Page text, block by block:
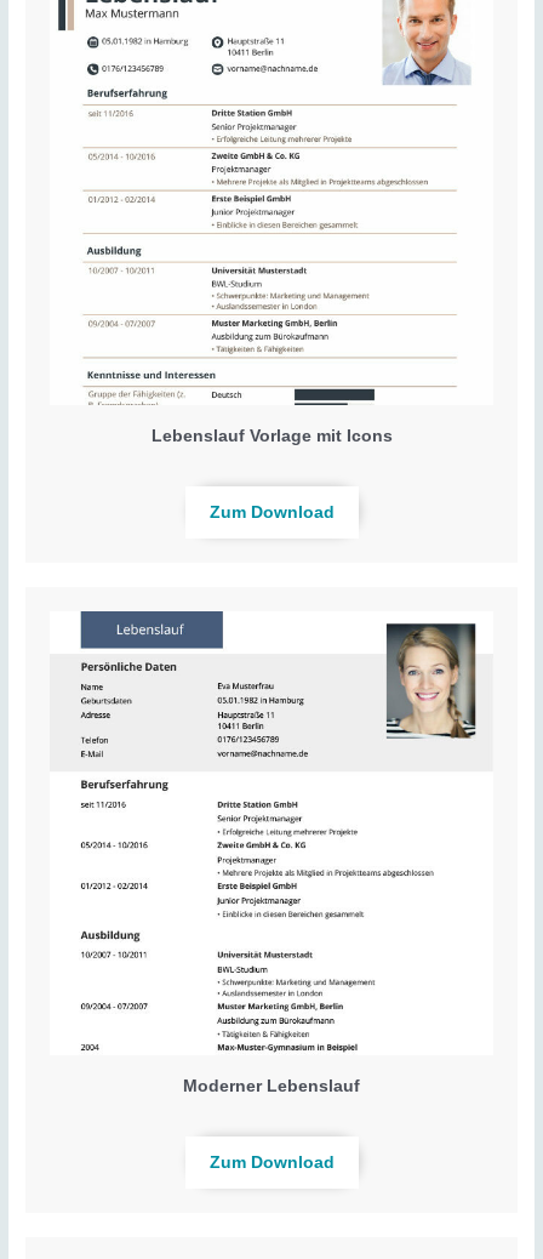
Lebenslauf Vorlage mit Icons
Zum Download
Moderner Lebenslauf
Zum Download